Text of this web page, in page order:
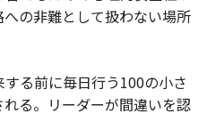
の非難として扱わない場所
る前に毎日行う100の小さ
る。リーダーが間違いを認